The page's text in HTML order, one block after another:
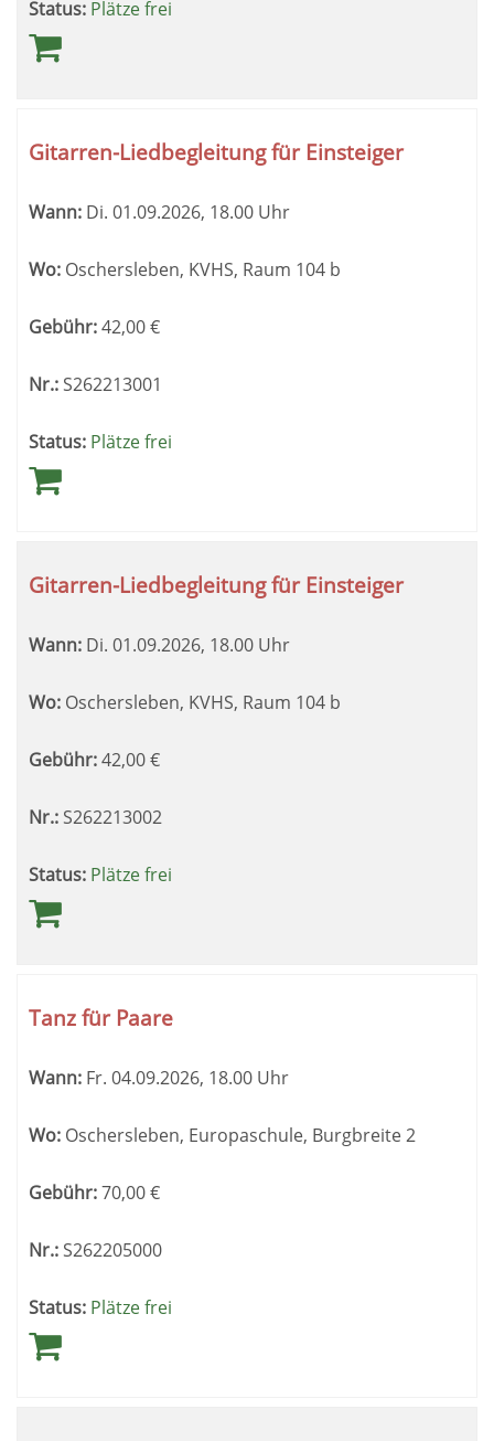
Status: Plätze frei
Gitarren-Liedbegleitung für Einsteiger
Wann: Di. 01.09.2026, 18.00 Uhr
Wo: Oschersleben, KVHS, Raum 104 b
Gebühr:42,00€
Nr.:S262213001
Status: Plätze frei
Gitarren-Liedbegleitung für Einsteiger
Wann: Di. 01.09.2026, 18.00 Uhr
Wo: Oschersleben, KVHS, Raum 104 b
Gebühr:42,00€
Nr.: S262213002
Status: Plätze frei
Tanz für Paare
Wann: Fr. 04.09.2026, 18.00 Uhr
Wo: Oschersleben, Europaschule, Burgbreite 2
Gebühr:70,00€
Nr.:S262205000
Status: Plätze frei